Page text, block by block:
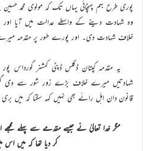
پوری طرح بہم پہنچائی یہاں تک کہ مولوی محمد
وہ شہادت دینے کے واسطے عدالت میں
خلاف شہادت دی۔ اور پورے طور پر مقدمہ
یہ مقدمہ کپتان ڈگلس ڈپٹی کمشنر گورداس
شہادتیں میرے خلاف بڑے زور شور سے دی
قانون دان اہل رائے بھی نہیں کہہ سکتا کہ میں
مگر خدا تعالیٰ نے جیسے مقدمے سے پہلے
کر دیا تھا کہ میں